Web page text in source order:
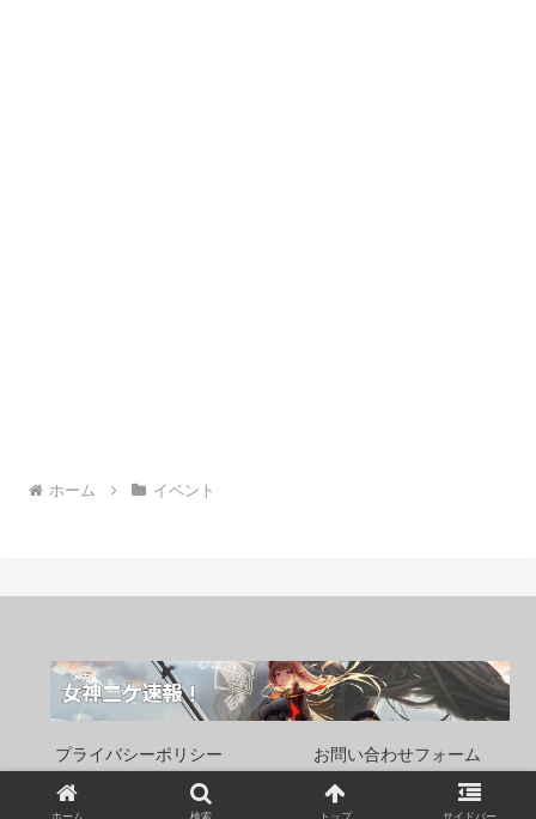
ホーム イベント
プライバシーポリシー お問い合わせフォーム
Copyright © 2022 女神(メガ)ニケ速報！ All Rights Reserved.
ホーム 検索 トップ サイドバー